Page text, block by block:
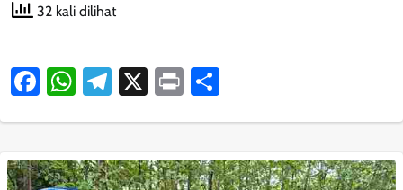
32 kali dilihat
Facebook
WhatsApp
Telegram
X Print